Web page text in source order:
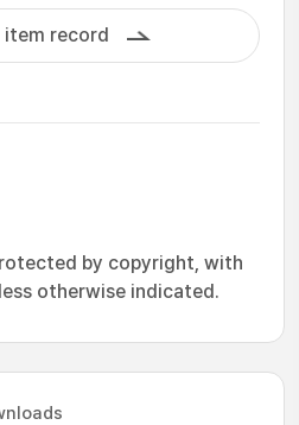
item record
by copyright, with
otherwise indicated.